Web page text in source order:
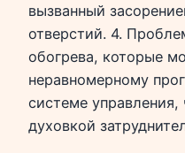
вызванный
отверстий. 4.
обогрева, которые
неравномерному
системе управления,
духовкой